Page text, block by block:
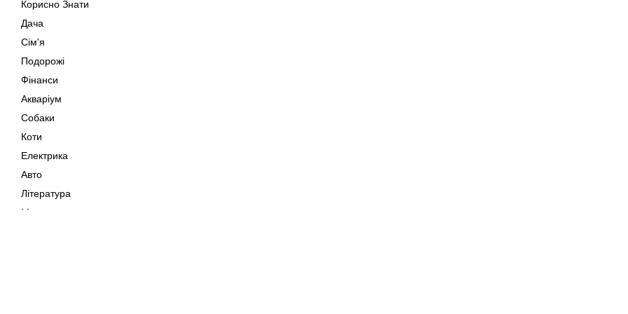
Корисно Знати
Дача
Сім'я
Подорожі
Фінанси
Акваріум
Собаки
Коти
Електрика
Авто
Література
Музика